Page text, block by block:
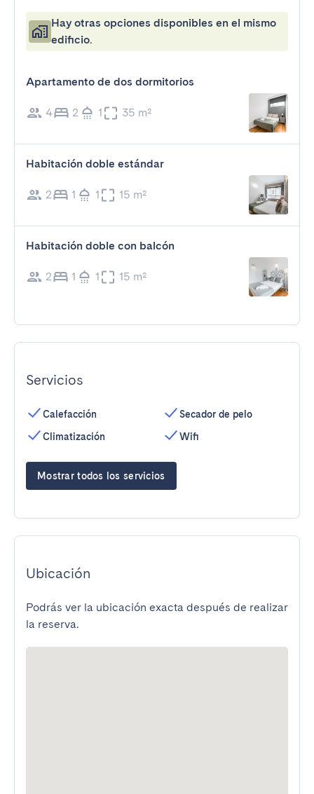
Hay otras opciones disponibles en el mismo
edificio.
Apartamento de dos dormitorios
4 2 1 35 m²
Habitación doble estándar
2 1 1 15 m²
Habitación doble con balcón
2 1 1 15 m²
Servicios
Calefacción
Climatización
Secador de pelo
Wifi
Mostrar todos los servicios
Ubicación
Podrás ver la ubicación exacta después de realizar
la reserva.